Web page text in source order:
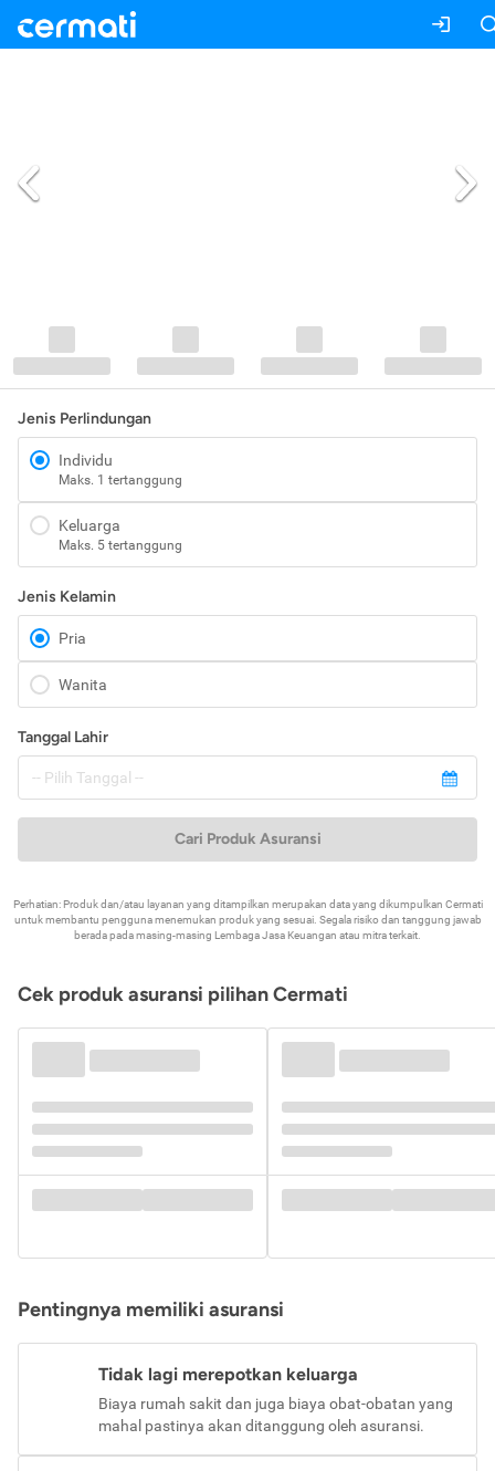
Jenis Perlindungan
Individu
Maks. 1 tertanggung
Keluarga
Maks. 5 tertanggung
Jenis Kelamin
Pria
Wanita
Tanggal Lahir
Cari Produk Asuransi
Perhatian: Produk dan/atau layanan yang ditampilkan merupakan data yang dikumpulkan Cermati
untuk membantu pengguna menemukan produk yang sesuai. Segala risiko dan tanggung jawab
berada pada masing-masing Lembaga Jasa Keuangan atau mitra terkait.
Cek produk asuransi pilihan Cermati
Pentingnya memiliki asuransi
Tidak lagi merepotkan keluarga
Biaya rumah sakit dan juga biaya obat-obatan yang
mahal pastinya akan ditanggung oleh asuransi.